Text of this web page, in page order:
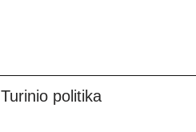
Turinio politika